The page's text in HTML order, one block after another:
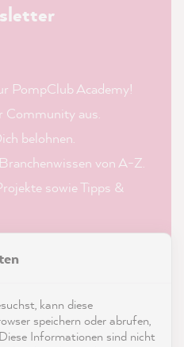
PompClub Academy!
Community aus.
belohnen.
von A-Z.
sowie Tipps &
WhatsApp
kann diese
speichern oder abrufen,
Informationen sind nicht
io